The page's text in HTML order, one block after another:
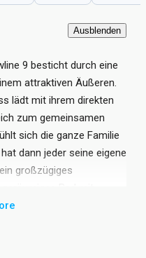
Ausblenden
9 besticht durch eine
attraktiven Äußeren.
lädt mit ihrem direkten
zum gemeinsamen
sich die ganze Familie
dann jeder seine eigene
großzügiges
zum individuellen